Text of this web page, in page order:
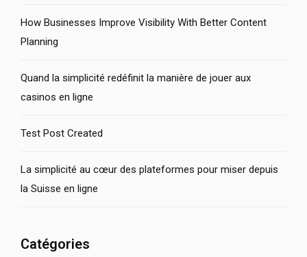
How Businesses Improve Visibility With Better Content
Planning
Quand la simplicité redéfinit la manière de jouer aux
casinos en ligne
Test Post Created
La simplicité au cœur des plateformes pour miser depuis
la Suisse en ligne
Catégories